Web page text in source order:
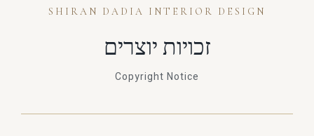
SHIRAN DADIA INTERIOR DESIGN
זכויות יוצרים
Copyright Notice